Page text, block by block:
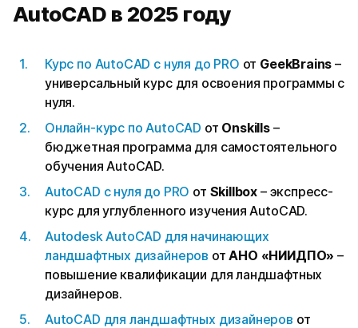
AutoCAD в 2025 году
Курс по AutoCAD с нуля до PRO от GeekBrains –
универсальный курс для освоения программы с
нуля.
Онлайн-курс по AutoCAD от Onskills–
бюджетная программа для самостоятельного
обучения AutoCAD.
AutoCAD с нуля до PRO от Skillbox – экспресс-
курс для углубленного изучения AutoCAD.
Autodesk AutoCAD для начинающих
ландшафтных дизайнеров от АНО «НИИДПО» –
повышение квалификации для ландшафтных
дизайнеров.
AutoCAD для ландшафтных дизайнеров от